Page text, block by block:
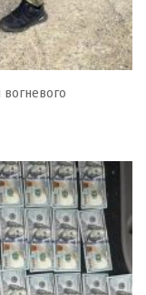
вогневого